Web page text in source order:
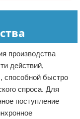
производства
действий,
способной быстро
спроса. Для
поступление